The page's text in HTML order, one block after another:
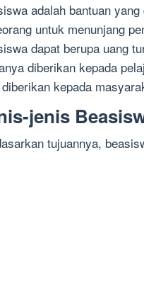
adalah bantuan
untuk menunjang
dapat berupa uang
diberikan kepada
kepada
jenis
tujuannya,